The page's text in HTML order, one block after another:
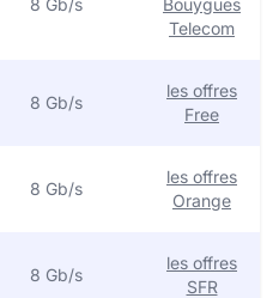
8 Gb/s
Bouygues
Telecom
8 Gb/s
les offres
Free
8 Gb/s
les offres
Orange
8 Gb/s
les offres
SFR